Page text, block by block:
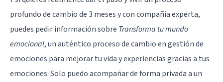
profundo de cambio de 3 meses y con compañía experta,
puedes pedir información sobre Transforma tu mundo
emocional, un auténtico proceso de cambio en gestión de
emociones para mejorar tu vida y experiencias gracias a tus
emociones. Solo puedo acompañar de forma privada a un